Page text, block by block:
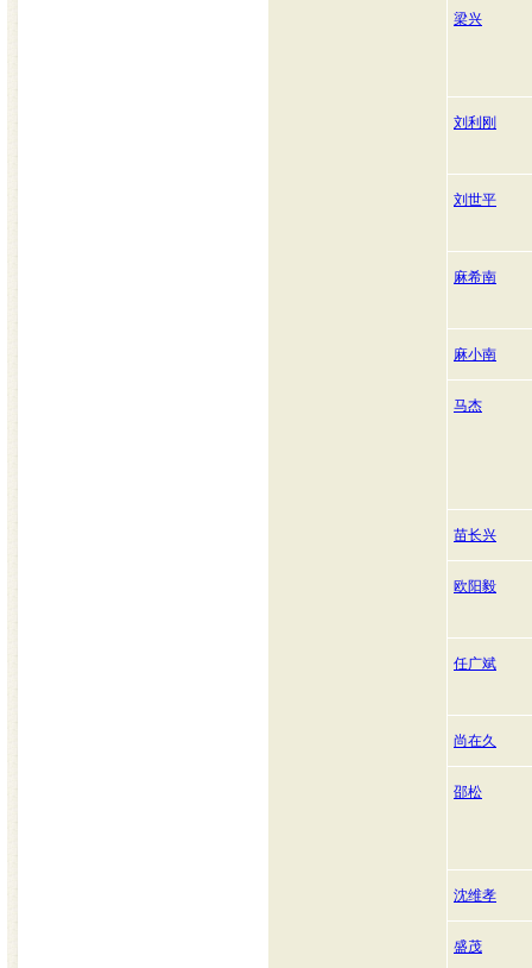
梁兴
刘利刚
刘世平
麻希南
麻小南
马杰
苗长兴
欧阳毅
任广斌
尚在久
邵松
沈维孝
盛茂